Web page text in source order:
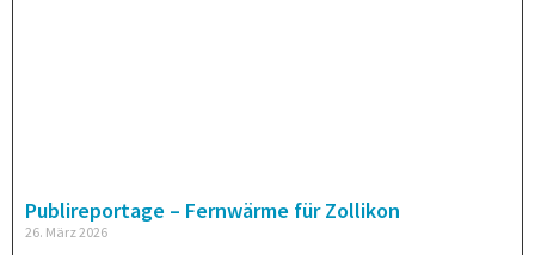
Publireportage – Fernwärme für Zollikon
26. März 2026